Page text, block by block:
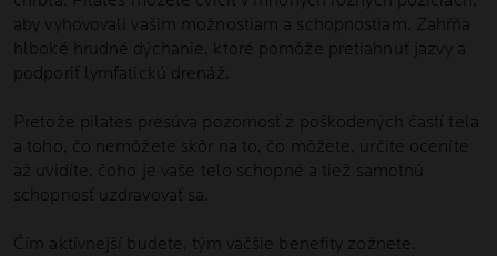
aby vyhovovali vašim možnostiam a schopnostiam. Zahŕňa
hlboké hrudné dýchanie, ktoré pomôže pretiahnuť jazvy a
podporiť lymfatickú drenáž.
Pretože pilates presúva pozornosť z poškodených častí tela
a toho, čo nemôžete skôr na to, čo môžete, určite oceníte
až uvidíte, čoho je vaše telo schopné a tiež samotnú
schopnosť uzdravovať sa.
Čím aktívnejší budete, tým väčšie benefity zožnete.